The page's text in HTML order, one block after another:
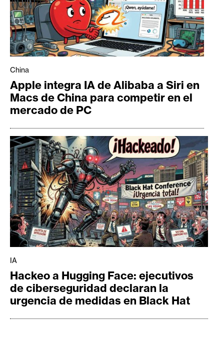
China
Apple integra IA de Alibaba a Siri en
Macs de China para competir en el
mercado de PC
IA
Hackeo a Hugging Face: ejecutivos
de ciberseguridad declaran la
urgencia de medidas en Black Hat